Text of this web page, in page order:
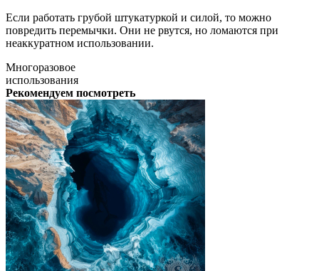
Если работать грубой штукатуркой и силой, то можно
повредить перемычки. Они не рвутся, но ломаются при
неаккуратном использовании.
Многоразовое
использования
Рекомендуем посмотреть